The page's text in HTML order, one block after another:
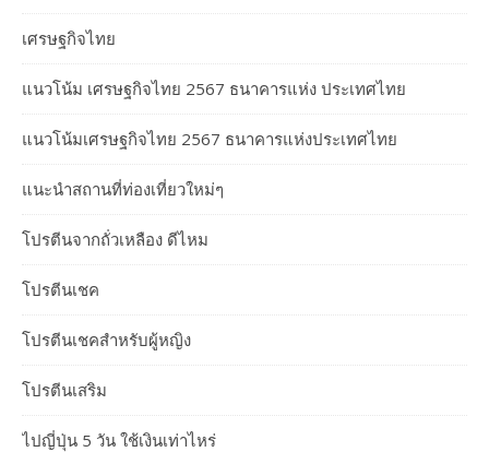
เศรษฐกิจไทย
แนวโน้ม เศรษฐกิจไทย 2567 ธนาคารแห่ง ประเทศไทย
แนวโน้มเศรษฐกิจไทย 2567 ธนาคารแห่งประเทศไทย
แนะนำสถานที่ท่องเที่ยวใหม่ๆ
โปรตีนจากถั่วเหลือง ดีไหม
โปรตีนเชค
โปรตีนเชคสำหรับผู้หญิง
โปรตีนเสริม
ไปญี่ปุ่น 5 วัน ใช้เงินเท่าไหร่